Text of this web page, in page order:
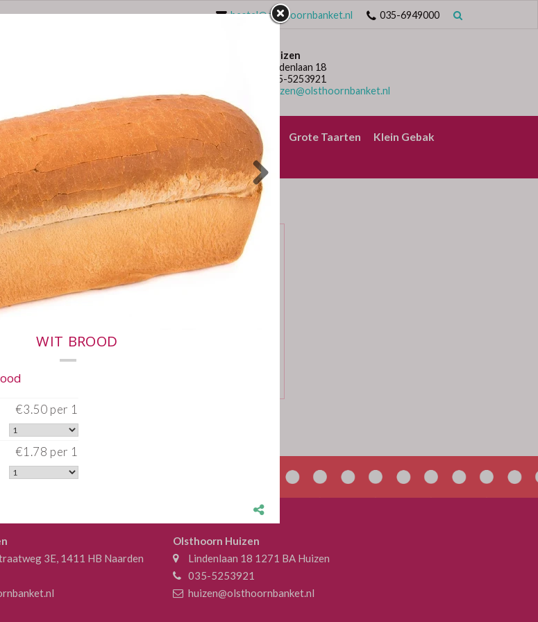
bestel@olsthoornbanket.nl 035-6949000
Huizen
Lindenlaan 18
035-5253921
huizen@olsthoornbanket.nl
Groot Brood Klein Brood Desem/Borrelbrood Grote Taarten
Klein Gebak
allergie Gevuld Brood Werken Bij
WIT BROOD
Bestel Wit brood
3E, 1411 HB Naarden
Olsthoorn Huizen
Lindenlaan 18 1271 BA Huizen
035-5253921
huizen@olsthoornbanket.nl